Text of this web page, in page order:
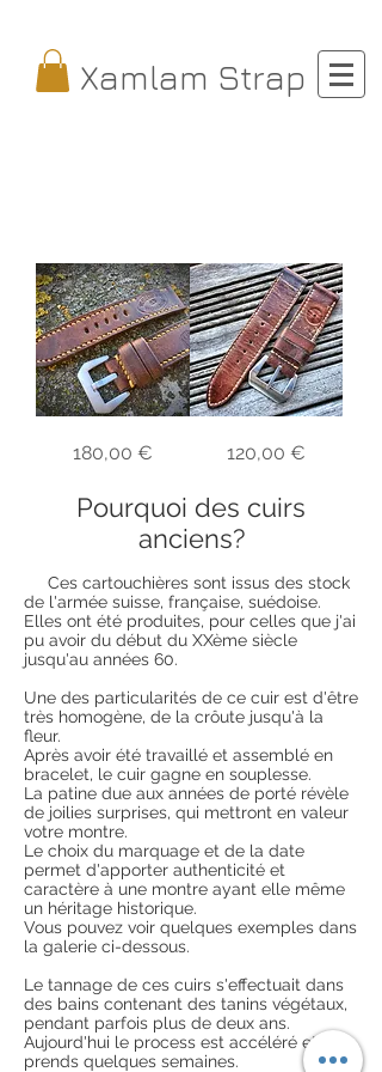
Xamlam Strap
inscriptions
Prix
180,00 €
inscriptions
Prix
120,00 €
Pourquoi des cuirs
anciens?
Ces cartouchières sont issus des stock
de l'armée suisse, française, suédoise.
Elles ont été produites, pour celles que j'ai
pu avoir du début du XXème siècle
jusqu'au années 60.
Une des particularités de ce cuir est d'être
très homogène, de la crôute jusqu'à la
fleur.
Après avoir été travaillé et assemblé en
bracelet, le cuir gagne en souplesse.
La patine due aux années de porté révèle
de joilies surprises, qui mettront en valeur
votre montre.
Le choix du marquage et de la date
permet d'apporter authenticité et
caractère à une montre ayant elle même
un héritage historique.
Vous pouvez voir quelques exemples dans
la galerie ci-dessous.
Le tannage de ces cuirs s'effectuait dans
des bains contenant des tanins végétaux,
pendant parfois plus de deux ans.
Aujourd'hui le process est accéléré et
prends quelques semaines.